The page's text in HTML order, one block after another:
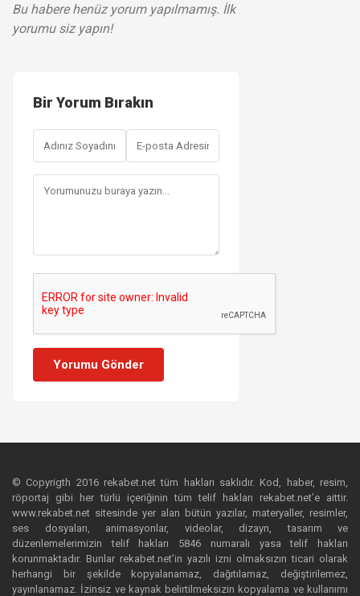
Bu habere henüz yorum yapılmamış. İlk
yorumu siz yapın!
Bir Yorum Bırakın
Yorumu Gönder
© Copyrigth 2016 rekabet.net tüm hakları saklıdır. Kod, haber, resim,
röportaj gibi her türlü içeriğinin tüm telif hakları rekabet.net’e aittir.
www.rekabet.net sitesinde yer alan bütün yazılar, materyaller, resimler,
ses dosyaları, animasyonlar, videolar, dizayn, tasarım ve
düzenlemelerimizin telif hakları 5846 numaralı yasa telif hakları
korunmaktadır. Bunlar rekabet.net’in yazılı izni olmaksızın ticari olarak
herhangi bir şekilde kopyalanamaz, dağıtılamaz, değiştirilemez,
yayınlanamaz. İzinsiz ve kaynak belirtilmeksizin kopyalama ve kullanımı